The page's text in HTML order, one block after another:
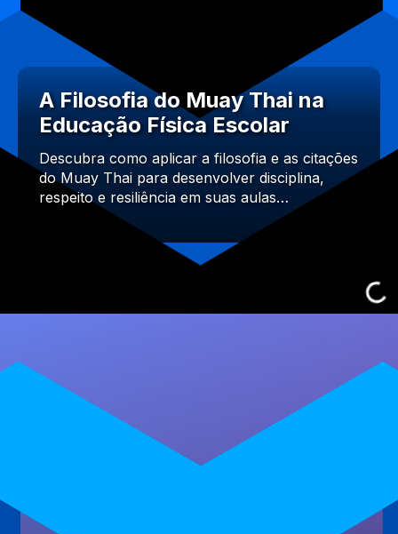
A Filosofia do Muay Thai na
Educação Física Escolar
Descubra como aplicar a filosofia e as citações
do Muay Thai para desenvolver disciplina,
respeito e resiliência em suas aulas…